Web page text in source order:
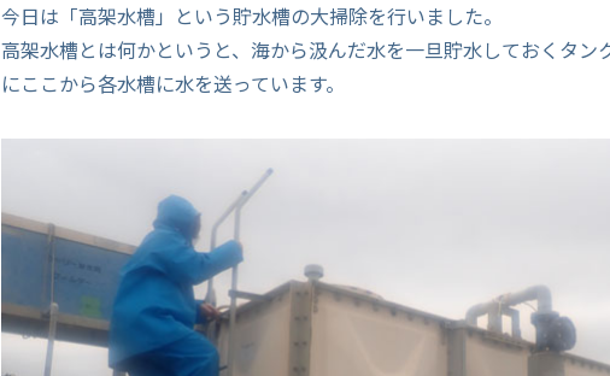
今日は「高架水槽」という貯水槽の大掃除を行いました。
高架水槽とは何かというと、海から汲んだ水を一旦貯水しておくタン
にここから各水槽に水を送っています。